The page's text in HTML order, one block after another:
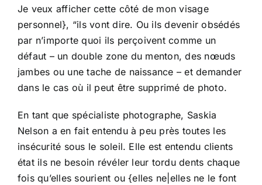
Je veux afficher cette côté de mon visage
personnel}, “ils vont dire. Ou ils devenir obsédés
par n’importe quoi ils perçoivent comme un
défaut – un double zone du menton, des nœuds
jambes ou une tache de naissance – et demander
dans le cas où il peut être supprimé de photo.
En tant que spécialiste photographe, Saskia
Nelson a en fait entendu à peu près toutes les
insécurité sous le soleil. Elle est entendu clients
état ils ne besoin révéler leur tordu dents chaque
fois qu’elles sourient ou {elles ne|elles ne le font